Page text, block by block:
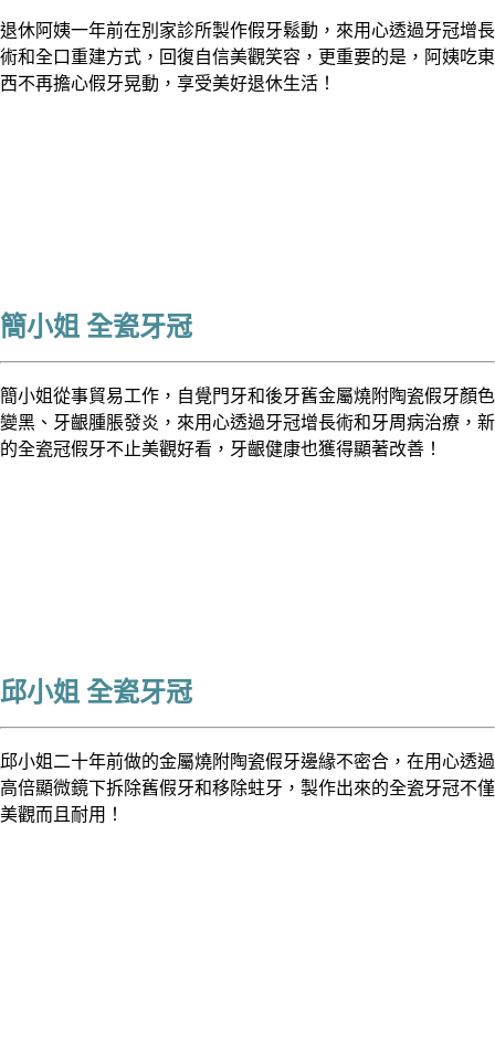
退休阿姨一年前在別家診所製作假牙鬆動，來用心透過牙冠增長
術和全口重建方式，回復自信美觀笑容，更重要的是，阿姨吃東
西不再擔心假牙晃動，享受美好退休生活！
簡小姐 全瓷牙冠
簡小姐從事貿易工作，自覺門牙和後牙舊金屬燒附陶瓷假牙顏色
變黑、牙齦腫脹發炎，來用心透過牙冠增長術和牙周病治療，新
的全瓷冠假牙不止美觀好看，牙齦健康也獲得顯著改善！
邱小姐 全瓷牙冠
邱小姐二十年前做的金屬燒附陶瓷假牙邊緣不密合，在用心透過
高倍顯微鏡下拆除舊假牙和移除蛀牙，製作出來的全瓷牙冠不僅
美觀而且耐用！